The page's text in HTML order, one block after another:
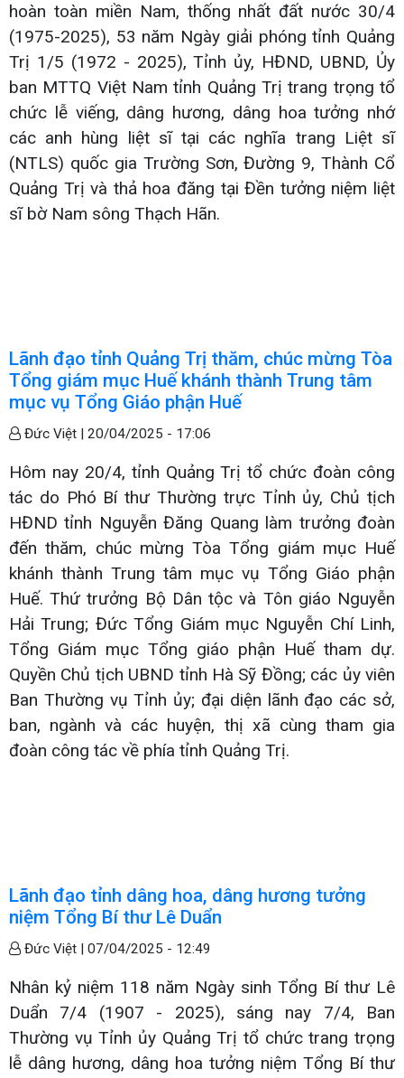
hoàn toàn miền Nam, thống nhất đất nước 30/4
(1975-2025), 53 năm Ngày giải phóng tỉnh Quảng
Trị 1/5 (1972 - 2025), Tỉnh ủy, HĐND, UBND, Ủy
ban MTTQ Việt Nam tỉnh Quảng Trị trang trọng tổ
chức lễ viếng, dâng hương, dâng hoa tưởng nhớ
các anh hùng liệt sĩ tại các nghĩa trang Liệt sĩ
(NTLS) quốc gia Trường Sơn, Đường 9, Thành Cổ
Quảng Trị và thả hoa đăng tại Đền tưởng niệm liệt
sĩ bờ Nam sông Thạch Hãn.
Lãnh đạo tỉnh Quảng Trị thăm, chúc mừng Tòa
Tổng giám mục Huế khánh thành Trung tâm
mục vụ Tổng Giáo phận Huế
Đức Việt | 20/04/2025 - 17:06
Hôm nay 20/4, tỉnh Quảng Trị tổ chức đoàn công
tác do Phó Bí thư Thường trực Tỉnh ủy, Chủ tịch
HĐND tỉnh Nguyễn Đăng Quang làm trưởng đoàn
đến thăm, chúc mừng Tòa Tổng giám mục Huế
khánh thành Trung tâm mục vụ Tổng Giáo phận
Huế. Thứ trưởng Bộ Dân tộc và Tôn giáo Nguyễn
Hải Trung; Đức Tổng Giám mục Nguyễn Chí Linh,
Tổng Giám mục Tổng giáo phận Huế tham dự.
Quyền Chủ tịch UBND tỉnh Hà Sỹ Đồng; các ủy viên
Ban Thường vụ Tỉnh ủy; đại diện lãnh đạo các sở,
ban, ngành và các huyện, thị xã cùng tham gia
đoàn công tác về phía tỉnh Quảng Trị.
Lãnh đạo tỉnh dâng hoa, dâng hương tưởng
niệm Tổng Bí thư Lê Duẩn
Đức Việt | 07/04/2025 - 12:49
Nhân kỷ niệm 118 năm Ngày sinh Tổng Bí thư Lê
Duẩn 7/4 (1907 - 2025), sáng nay 7/4, Ban
Thường vụ Tỉnh ủy Quảng Trị tổ chức trang trọng
lễ dâng hương, dâng hoa tưởng niệm Tổng Bí thư